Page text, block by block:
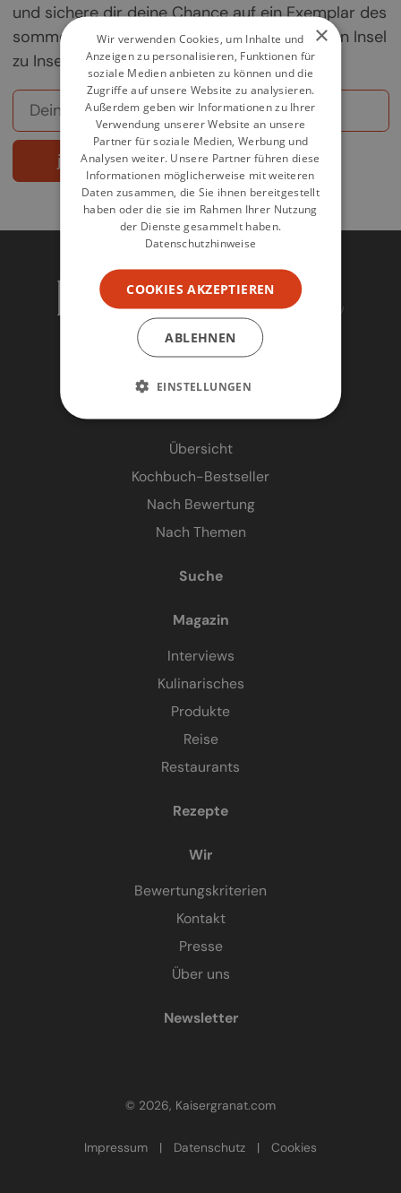
und sichere dir deine Chance auf ein Exemplar des
sommerlichen Griechenland-Kochbuchs „Von Insel
zu Insel".
jetzt abonnieren
Übersicht
Kochbuch-Bestseller
Nach Bewertung
Nach Themen
Suche
Magazin
Interviews
Kulinarisches
Produkte
Reise
Restaurants
Rezepte
Wir
Bewertungskriterien
Kontakt
Presse
Über uns
Newsletter
© 2026, Kaisergranat.com
Impressum | Datenschutz | Cookies
×
Wir verwenden Cookies, um Inhalte und
Anzeigen zu personalisieren, Funktionen für
soziale Medien anbieten zu können und die
Zugriffe auf unsere Website zu analysieren.
Außerdem geben wir Informationen zu Ihrer
Verwendung unserer Website an unsere
Partner für soziale Medien, Werbung und
Analysen weiter. Unsere Partner führen diese
Informationen möglicherweise mit weiteren
Daten zusammen, die Sie ihnen bereitgestellt
haben oder die sie im Rahmen Ihrer Nutzung
der Dienste gesammelt haben.
Datenschutzhinweise
COOKIES AKZEPTIEREN
ABLEHNEN
EINSTELLUNGEN